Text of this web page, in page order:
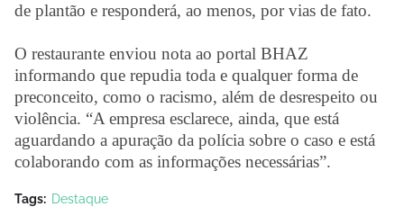
de plantão e responderá, ao menos, por vias de fato.
O restaurante enviou nota ao portal BHAZ
informando que repudia toda e qualquer forma de
preconceito, como o racismo, além de desrespeito ou
violência. “A empresa esclarece, ainda, que está
aguardando a apuração da polícia sobre o caso e está
colaborando com as informações necessárias”.
Tags: Destaque